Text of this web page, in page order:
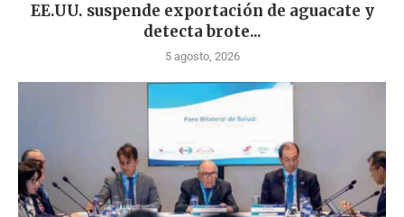
EE.UU. suspende exportación de aguacate y
detecta brote...
5 agosto, 2026